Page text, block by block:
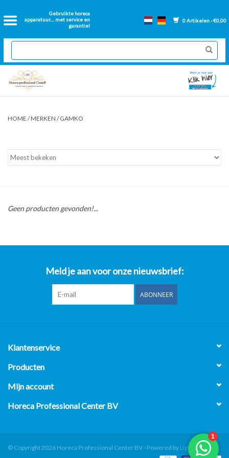
Gebruikte horeca
apparatuur.... met service en
garantie!
0 Artikelen - €0,00
Home
2dehands Horeca
Nieuwe apparatuur
Onderdelen bakwanden
Over ons
HOME /MERKEN /GAMKO
Geen producten gevonden!...
Meld je aan voor onze nieuwsbrief:
ABONNEER
Klantenservice
Producten
Mijn account
Horeca Professional Center BV
© Copyright 2026 Horeca Professional Center BV - Powered by Lightspeed